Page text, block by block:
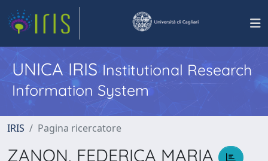
UNICA IRISInstitutional Research
Information System
IRIS Pagina ricercatore
ZANON, FEDERICA MARIA